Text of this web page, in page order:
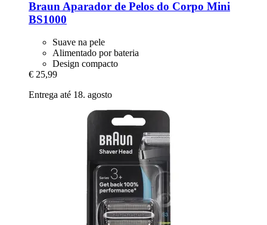
Braun Aparador de Pelos do Corpo Mini
BS1000
Suave na pele
Alimentado por bateria
Design compacto
€ 25,99
Entrega até 18. agosto